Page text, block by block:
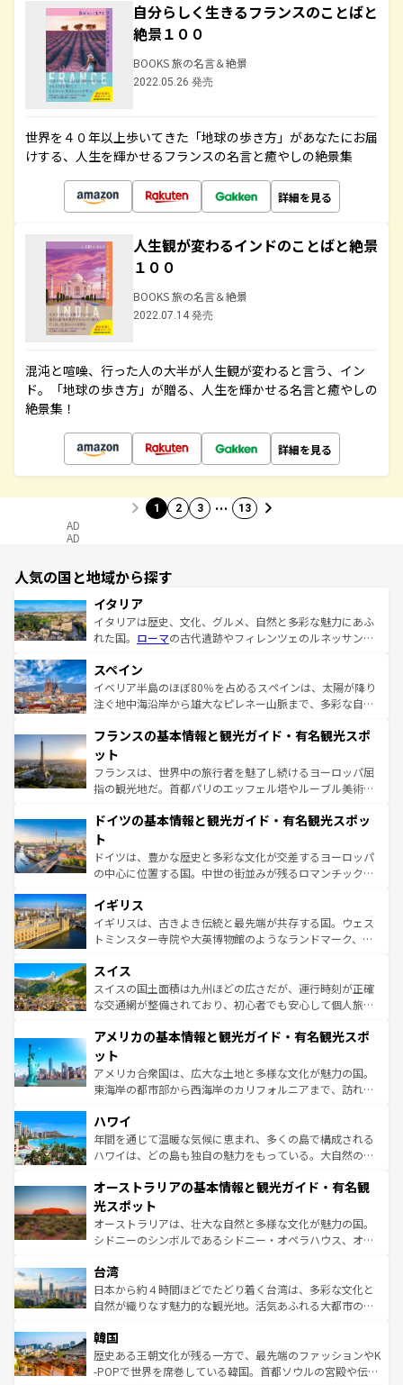
自分らしく生きるフランスのことばと
絶景１００
BOOKS 旅の名言＆絶景
2022.05.26 発売
世界を４０年以上歩いてきた「地球の歩き方」があなたにお届
けする、人生を輝かせるフランスの名言と癒やしの絶景集
詳細を見る
人生観が変わるインドのことばと絶景
１００
BOOKS 旅の名言＆絶景
2022.07.14 発売
混沌と喧噪、行った人の大半が人生観が変わると言う、イン
ド。「地球の歩き方」が贈る、人生を輝かせる名言と癒やしの
絶景集！
詳細を見る
1 2 3 … 13
AD
AD
人気の国と地域から探す
イタリア
イタリアは歴史、文化、グルメ、自然と多彩な魅力にあふ
れた国。 ローマの古代遺跡やフィレンツェのルネッサンス
ろん、トスカーナの美しい田園風景やアマルフィ海岸の絶
景など、自然景観も見逃せない。観光の合間には、本場の
ピザやパスタなど、絶品のイタリア料理を堪能することも
ませてくれるイタリアで、忘れられない旅をしてみよう！
なお、新着のイタリア情報は
しい。
スペイン
イベリア半島のほぼ80％を占めるスペインは、太陽が降り
注ぐ地中海沿岸から雄大なピレネー山脈まで、多彩な自然
文化が根付くこの国では、情熱的なフラメンコ、熱気あふ
れる闘牛、そして美味しいタパスが生活の一部となってい
る。首都マドリードの洗練された雰囲気や、バルセロナの
アートに溢れた街角から、地方では古代ローマ遺跡や中世
せる。地方によって風土や気候が異なるスペインはその個
ンテンツ一覧 を参照してほしい。
フランスの基本情報と観光ガイド・有名観光スポ
ット
フランスは、世界中の旅行者を魅了し続けるヨーロッパ屈
指の観光地だ。首都パリのエッフェル塔やルーブル美術館
で、幅広い魅力が詰まっている。華麗な宮殿、歴史的な大
聖堂、美しいビーチ、そして豊かな自然が、訪れる者を心
から魅了する。また、フランスは美食の国としても知ら
れ、フランス料理はユネスコ無形文化遺産にも登録されて
香り高いラベンダー畑など、多彩な楽しみ方が可能だ。さ
らに、パリ以外の地域にも魅力が溢れており、どの街角に
も豊かな歴史と文化が息づいている。パリ以外の個性あふ
を参照してほしい。
ドイツの基本情報と観光ガイド・有名観光スポッ
ト
ドイツは、豊かな歴史と多彩な文化が交差するヨーロッパ
の中心に位置する国。中世の街並みが残るロマンチック街
顔を持つこの国は、どこを歩いても飽きることがない。ベ
ルリンの文化的活気、バイエルン州のアルプスの絶景、そ
してライン川沿いのワイン畑といった風景は必見。ビール
は、お酒好きな人にはぜひ体験してほしい。 なお、新着の
ドイツ情報はコンテンツ一覧を参照してほしい。
イギリス
イギリスは、古きよき伝統と最先端が共存する国。ウェス
トミンスター寺院や大英博物館のようなランドマーク、歴
リアごとに異なる魅力がある。また、優雅なアフタヌーン
ティー、ビール好きにはたまらない英国パブ、サッカー観
戦など、本場だからこそできる体験も豊富。イギリスを旅
ンツ一覧を参照してほしい。
スイス
スイスの国土面積は九州ほどの広さだが、運行時刻が正確
な交通網が整備されており、初心者でも安心して個人旅行
の建物がそのまま残る町や、スイスならではのユニークな
博物館もあり、アルプス観光だけでなく町歩きも満喫する
ことができる。国民の所得が高いため物価も高いが、旅行
者向けの交通パス提供のサービスもあり、うまく活用すれ
着のスイス情報は
アメリカの基本情報と観光ガイド・有名観光スポ
ット
アメリカ合衆国は、広大な土地と多様な文化が魅力の国。
東海岸の都市部から西海岸のカリフォルニアまで、訪れる
のような巨大都市は、観光、ショッピング、エンターテイ
ンメントが詰まった刺激的なスポットだ。一方、アメリカ
西部には大自然が広がり、グランドキャニオンやイエロー
部のニューオーリンズでは、音楽と美食が融合した独特の
文化が魅力。旅行者はアメリカの各地域で異なる魅力を楽
しみながら、その多様性と豊かな歴史を感じることができ
るだろう。車でのロードトリップや列車の旅も、アメリカ
情報は
ハワイ
年間を通じて温暖な気候に恵まれ、多くの島で構成される
ハワイは、どの島も独自の魅力をもっている。大自然の神
ワイ島は見逃せない。また、定番の観光地といえばオアフ
島だが、静かな自然を求めるならマウイ島やカウアイ島が
おすすめ。エメラルドグリーンに輝く海をはじめ、豊かな
文化や歴史が息づいている。「アロハスピリット」と呼ば
人々、おいしいローカルフードやハワイアンミュージッ
ク、伝統的なフラダンスなど、すべてがハワイの魅力を彩
っている。訪れるたびに新しい発見と感動が待っているハ
はコンテンツ一覧
オーストラリアの基本情報と観光ガイド・有名観
光スポット
オーストラリアは、壮大な自然と多様な文化が魅力の国。
シドニーのシンボルであるシドニー・オペラハウス、オー
リアリーフや大陸中央部にそびえるウルル（エアーズロッ
ク）、タスマニアの美しい原生林やケアンズの熱帯雨林な
ど、見どころがたくさん。また、カフェやワイン、オージ
いる。アクティビティも充実しており、サーフィンやダイ
ビング、ハイキングなど、アウトドア好きにはたまらな
い。オーストラリアの多彩な魅力を存分に味わいつくそ
台湾
日本から約４時間ほどでたどり着く台湾は、多彩な文化と
自然が織りなす魅力的な観光地。活気あふれる大都市の台
ン）、静ひつな山岳地帯である台湾東部など、都市の喧騒
と山間の静けさが共存しており、訪れる人に新しい発見と
驚きをもたらしてくれる。また、奥深い台湾の食文化も魅
韓国
歴史ある王朝文化が残る一方で、最先端のファッションやK
-POPで世界を席巻している韓国。首都ソウルの宮殿や伝統